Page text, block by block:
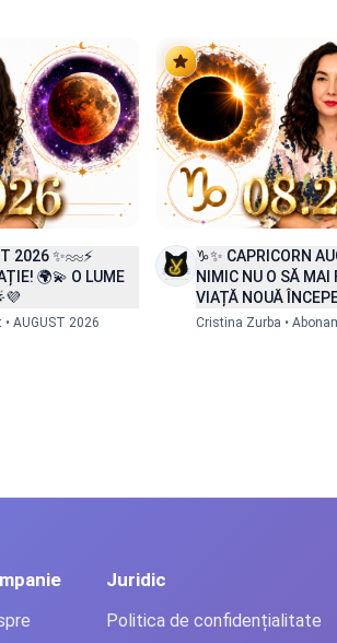
2026 ✨♒⚡
🌍💫 O LUME
AUGUST 2026
♑✨ CAPRICORN
NIMIC NU O SĂ MAI
VIAȚĂ NOUĂ
Cristina Zurba •
Juridic
Politica de confidențialitate